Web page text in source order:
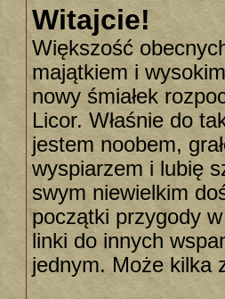
Witajcie!
Większość
majątkiem i
nowy śmiałek
Licor. Właśnie do
jestem noobem,
wyspiarzem i lubię
swym niewielkim
początki przygody
linki do innych
jednym. Może kilka